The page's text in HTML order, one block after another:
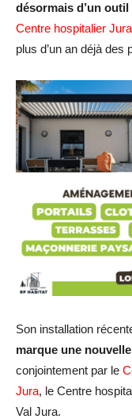
désormais d’un outil
Centre hospitalier
plus d’un an déjà
Son installation
marque une
conjointement par le
Jura, le Centre
Val Jura.